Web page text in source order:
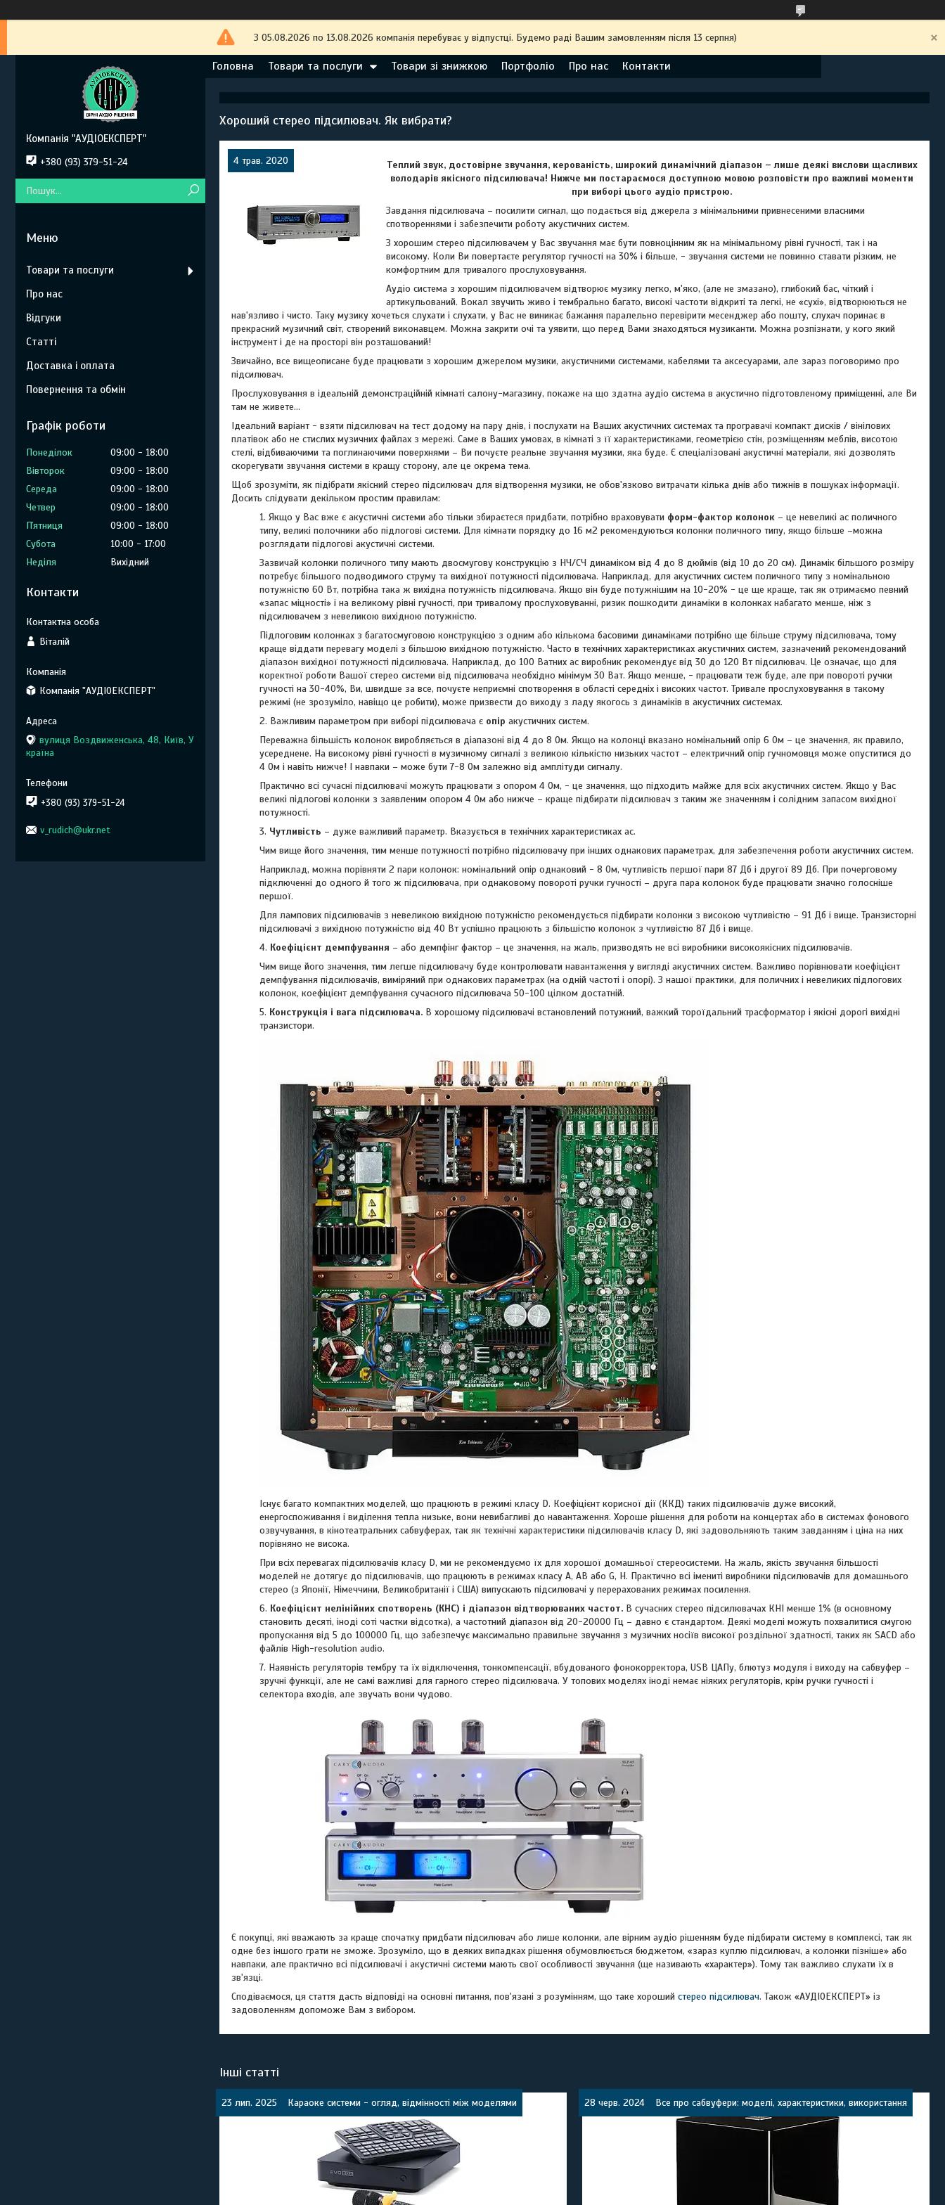
З 05.08.2026 по 13.08.2026 компанія перебуває у відпустці. Будемо раді Вашим замовленням після 13 серпня)
Головна Товари та послуги Товари зі знижкою Портфоліо Про нас Контакти
Хороший стерео підсилювач. Як вибрати?
4 трав. 2020
Теплий звук, достовірне звучання, керованість, широкий динамічний діапазон – лише деякі вислови щасливих
володарів якісного підсилювача! Нижче ми постараємося доступною мовою розповісти про важливі моменти
при виборі цього аудіо пристрою.
Завдання підсилювача – посилити сигнал, що подається від джерела з мінімальними привнесеними власними
спотвореннями і забезпечити роботу акустичних систем.
З хорошим стерео підсилювачем у Вас звучання має бути повноцінним як на мінімальному рівні гучності, так і на
високому. Коли Ви повертаєте регулятор гучності на 30% і більше, - звучання системи не повинно ставати різким, не
комфортним для тривалого прослуховування.
Аудіо система з хорошим підсилювачем відтворює музику легко, м'яко, (але не змазано), глибокий бас, чіткий і
артикульований. Вокал звучить живо і тембрально багато, високі частоти відкриті та легкі, не «сухі», відтворюються не
нав'язливо і чисто. Таку музику хочеться слухати і слухати, у Вас не виникає бажання паралельно перевірити месенджер або пошту, слухач поринає в
прекрасний музичний світ, створений виконавцем. Можна закрити очі та уявити, що перед Вами знаходяться музиканти. Можна розпізнати, у кого який
інструмент і де на просторі він розташований!
Звичайно, все вищеописане буде працювати з хорошим джерелом музики, акустичними системами, кабелями та аксесуарами, але зараз поговоримо про
підсилювач.
Прослуховування в ідеальній демонстраційній кімнаті салону-магазину, покаже на що здатна аудіо система в акустично підготовленому приміщенні, але Ви
там не живете...
Ідеальний варіант - взяти підсилювач на тест додому на пару днів, і послухати на Ваших акустичних системах та програвачі компакт дисків / вінілових
платівок або не стислих музичних файлах з мережі. Саме в Ваших умовах, в кімнаті з її характеристиками, геометрією стін, розміщенням меблів, висотою
стелі, відбиваючими та поглинаючими поверхнями – Ви почуєте реальне звучання музики, яка буде. Є спеціалізовані акустичні матеріали, які дозволять
скорегувати звучання системи в кращу сторону, але це окрема тема.
Щоб зрозуміти, як підібрати якісний стерео підсилювач для відтворення музики, не обов'язково витрачати кілька днів або тижнів в пошуках інформації.
Досить слідувати декільком простим правилам:
1. Якщо у Вас вже є акустичні системи або тільки збираєтеся придбати, потрібно враховувати форм-фактор колонок – це невеликі ас поличного
типу, великі полочники або підлогові системи. Для кімнати порядку до 16 м2 рекомендуються колонки поличного типу, якщо більше –можна
розглядати підлогові акустичні системи.
Зазвичай колонки поличного типу мають двосмугову конструкцію з НЧ/СЧ динаміком від 4 до 8 дюймів (від 10 до 20 см). Динамік більшого розміру
потребує більшого подводимого струму та вихідної потужності підсилювача. Наприклад, для акустичних систем поличного типу з номінальною
потужністю 60 Вт, потрібна така ж вихідна потужність підсилювача. Якщо він буде потужнішим на 10-20% - це ще краще, так як отримаємо певний
«запас міцності» і на великому рівні гучності, при тривалому прослуховуванні, ризик пошкодити динаміки в колонках набагато менше, ніж з
підсилювачем з невеликою вихідною потужністю.
Підлоговим колонках з багатосмуговою конструкцією з одним або кількома басовими динаміками потрібно ще більше струму підсилювача, тому
краще віддати перевагу моделі з більшою вихідною потужністю. Часто в технічних характеристиках акустичних систем, зазначений рекомендований
діапазон вихідної потужності підсилювача. Наприклад, до 100 Ватних ас виробник рекомендує від 30 до 120 Вт підсилювач. Це означає, що для
коректної роботи Вашої стерео системи від підсилювача необхідно мінімум 30 Ват. Якщо менше, - працювати теж буде, але при повороті ручки
гучності на 30-40%, Ви, швидше за все, почуєте неприємні спотворення в області середніх і високих частот. Тривале прослуховування в такому
режимі (не зрозуміло, навіщо це робити), може призвести до виходу з ладу якогось з динаміків в акустичних системах.
2. Важливим параметром при виборі підсилювача є опір акустичних систем.
Переважна більшість колонок виробляється в діапазоні від 4 до 8 Ом. Якщо на колонці вказано номінальний опір 6 Ом – це значення, як правило,
усереднене. На високому рівні гучності в музичному сигналі з великою кількістю низьких частот – електричний опір гучномовця може опуститися до
4 Ом і навіть нижче! І навпаки – може бути 7-8 Ом залежно від амплітуди сигналу.
Практично всі сучасні підсилювачі можуть працювати з опором 4 Ом, - це значення, що підходить майже для всіх акустичних систем. Якщо у Вас
великі підлогові колонки з заявленим опором 4 Ом або нижче – краще підбирати підсилювач з таким же значенням і солідним запасом вихідної
потужності.
3. Чутливість – дуже важливий параметр. Вказується в технічних характеристиках ас.
Чим вище його значення, тим менше потужності потрібно підсилювачу при інших однакових параметрах, для забезпечення роботи акустичних систем.
Наприклад, можна порівняти 2 пари колонок: номінальний опір однаковий - 8 Ом, чутливість першої пари 87 Дб і другої 89 Дб. При почерговому
підключенні до одного й того ж підсилювача, при однаковому повороті ручки гучності – друга пара колонок буде працювати значно голосніше
першої.
Для лампових підсилювачів з невеликою вихідною потужністю рекомендується підбирати колонки з високою чутливістю – 91 Дб і вище. Транзисторні
підсилювачі з вихідною потужністю від 40 Вт успішно працюють з більшістю колонок з чутливістю 87 Дб і вище.
4. Коефіцієнт демпфування – або демпфінг фактор – це значення, на жаль, призводять не всі виробники високоякісних підсилювачів.
Чим вище його значення, тим легше підсилювачу буде контролювати навантаження у вигляді акустичних систем. Важливо порівнювати коефіцієнт
демпфування підсилювачів, виміряний при однакових параметрах (на одній частоті і опорі). З нашої практики, для поличних і невеликих підлогових
колонок, коефіцієнт демпфування сучасного підсилювача 50-100 цілком достатній.
5. Конструкція і вага підсилювача. В хорошому підсилювачі встановлений потужний, важкий тороїдальний трасформатор і якісні дорогі вихідні
транзистори.
Існує багато компактних моделей, що працюють в режимі класу D. Коефіцієнт корисної дії (ККД) таких підсилювачів дуже високий,
енергоспоживання і виділення тепла низьке, вони невибагливі до навантаження. Хороше рішення для роботи на концертах або в системах фонового
озвучування, в кінотеатральних сабвуферах, так як технічні характеристики підсилювачів класу D, які задовольняють таким завданням і ціна на них
порівняно не висока.
При всіх перевагах підсилювачів класу D, ми не рекомендуємо їх для хорошої домашньої стереосистеми. На жаль, якість звучання більшості
моделей не дотягує до підсилювачів, що працюють в режимах класу A, AB або G, H. Практично всі імениті виробники підсилювачів для домашнього
стерео (з Японії, Німеччини, Великобританії і США) випускають підсилювачі у перерахованих режимах посилення.
6. Коефіцієнт нелінійних спотворень (КНС) і діапазон відтворюваних частот. В сучасних стерео підсилювачах КНІ менше 1% (в основному
становить десяті, іноді соті частки відсотка), а частотний діапазон від 20-20000 Гц – давно є стандартом. Деякі моделі можуть похвалитися смугою
пропускання від 5 до 100000 Гц, що забезпечує максимально правильне звучання з музичних носіїв високої роздільної здатності, таких як SACD або
файлів High-resolution audio.
7. Наявність регуляторів тембру та їх відключення, тонкомпенсації, вбудованого фонокорректора, USB ЦАПу, блютуз модуля і виходу на сабвуфер –
зручні функції, але не самі важливі для гарного стерео підсилювача. У топових моделях іноді немає ніяких регуляторів, крім ручки гучності і
селектора входів, але звучать вони чудово.
Є покупці, які вважають за краще спочатку придбати підсилювач або лише колонки, але вірним аудіо рішенням буде підбирати систему в комплексі, так як
одне без іншого грати не зможе. Зрозуміло, що в деяких випадках рішення обумовлюється бюджетом, «зараз куплю підсилювач, а колонки пізніше» або
навпаки, але практично всі підсилювачі і акустичні системи мають свої особливості звучання (ще називають «характер»). Тому так важливо слухати їх в
зв'язці.
Сподіваємося, ця стаття дасть відповіді на основні питання, пов'язані з розумінням, що таке хороший стерео підсилювач. Також «АУДІОЕКСПЕРТ» із
задоволенням допоможе Вам з вибором.
Інші статті
23 лип. 2025 Караоке системи - огляд, відмінності між моделями 28 черв. 2024 Все про сабвуфери: моделі, характеристики, використання
Компанія "АУДІОЕКСПЕРТ"
+380 (93) 379-51-24
Товари та послуги
Про нас
Відгуки
Статті
Доставка і оплата
Повернення та обмін
Графік роботи
Понеділок 09:00
18:00
Вівторок
09:00
18:00
Середа
09:00
18:00
Четвер
09:00
18:00
Пʼятниця
09:00
18:00
Субота
10:00
17:00
Неділя
Вихідний
Контакти
Віталій
Компанія "АУДІОЕКСПЕРТ"
вулиця Воздвиженська, 48, Київ, У
країна
+380 (93) 379-51-24
v_rudich@ukr.net